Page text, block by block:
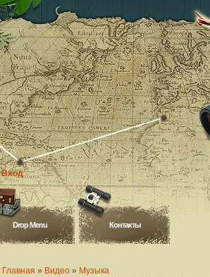
Вход
Drop Menu Контакты
Главная » Видео » Музыка